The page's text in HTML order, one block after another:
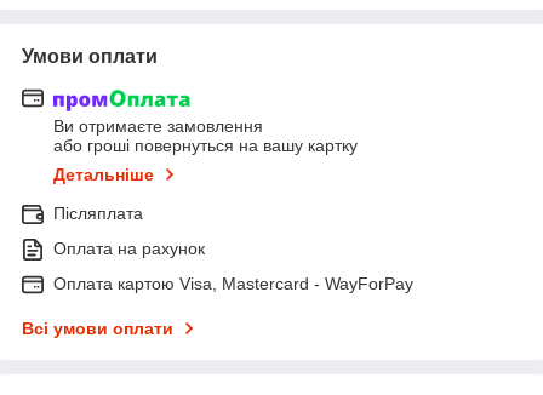
Умови оплати
Ви отримаєте замовлення
або гроші повернуться на вашу картку
Детальніше
Післяплата
Оплата на рахунок
Оплата картою Visa, Mastercard - WayForPay
Всі умови оплати